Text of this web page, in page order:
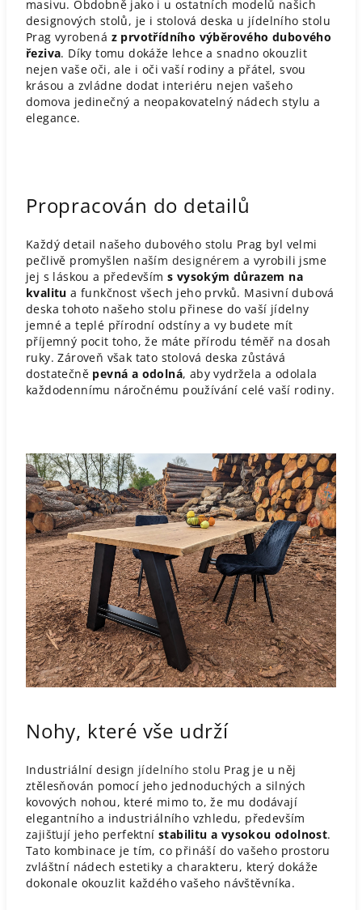
masivu. Obdobně jako i u ostatních modelů našich
designových stolů, je i stolová deska u jídelního stolu
Prag vyrobená z prvotřídního výběrového dubového
řeziva. Díky tomu dokáže lehce a snadno okouzlit
nejen vaše oči, ale i oči vaší rodiny a přátel, svou
krásou a zvládne dodat interiéru nejen vašeho
domova jedinečný a neopakovatelný nádech stylu a
elegance.
Propracován do detailů
Každý detail našeho dubového stolu Prag byl velmi
pečlivě promyšlen naším designérema vyrobili jsme
jej s láskou a především s vysokým důrazem na
kvalitua funkčnost všech jeho prvků. Masivní dubová
deska tohoto našeho stolu přinese do vaší jídelny
jemné a teplé přírodní odstíny a vy budete mít
příjemný pocit toho, že máte přírodu téměř na dosah
ruky. Zároveň však tato stolová deska zůstává
dostatečně pevná a odolná, aby vydržela a odolala
každodennímu náročnému používání celé vaší rodiny.
Nohy, které vše udrží
Industriální design jídelního stolu Prag je u něj
ztělesňován pomocí jeho jednoduchých a silných
kovových nohou, které mimo to, že mu dodávají
elegantního a industriálního vzhledu, především
zajišťují jeho perfektní stabilitu a vysokou odolnost.
Tato kombinace je tím, co přináší do vašeho prostoru
zvláštní nádech estetiky a charakteru, který dokáže
dokonale okouzlit každého vašeho návštěvníka.